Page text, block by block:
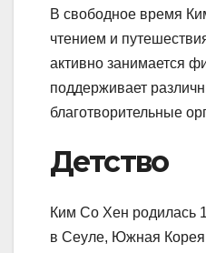
В свободное время
чтением и
активно занимается
поддерживает
благотворительные
Детство
Ким Со Хен родилась
в Сеуле, Южная